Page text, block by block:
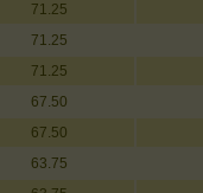
71.25
71.25
71.25
67.50
67.50
63.75